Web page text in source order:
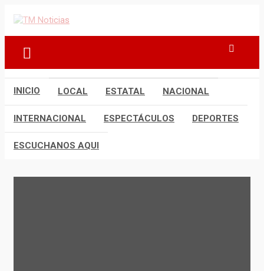
contenido
TM Noticias
INICIO LOCAL ESTATAL NACIONAL
INTERNACIONAL ESPECTÁCULOS DEPORTES
ESCUCHANOS AQUI